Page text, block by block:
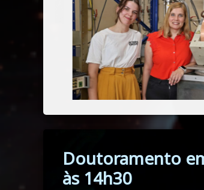
Doutoramento
às 14h30